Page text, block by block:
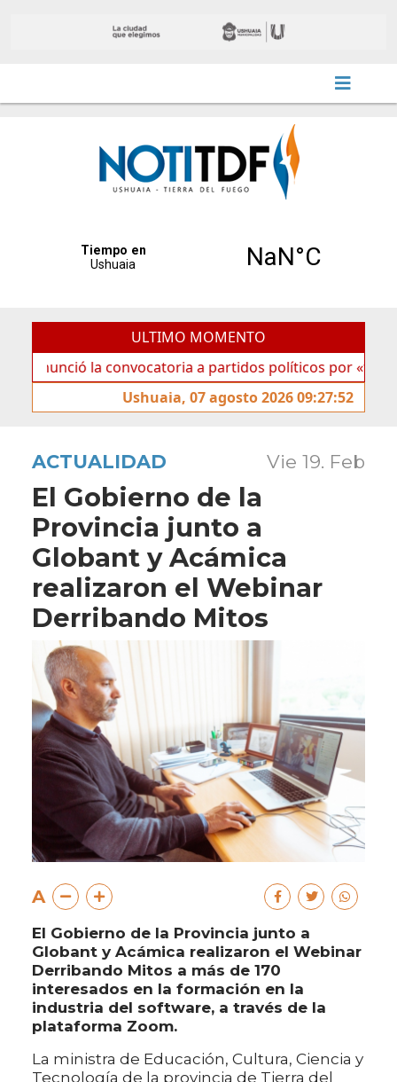
ULTIMO MOMENTO
la convocatoria a partidos políticos por «ficha limpia»
Ushuaia, 07 agosto 2026 09:27:52
ACTUALIDAD Vie 19. Feb
El Gobierno de la
Provincia junto a
Globant y Acámica
realizaron el Webinar
Derribando Mitos
A
El Gobierno de la Provincia junto a
Globant y Acámica realizaron el Webinar
Derribando Mitos a más de 170
interesados en la formación en la
industria del software, a través de la
plataforma Zoom.
La ministra de Educación, Cultura, Ciencia y
Tecnología de la provincia de Tierra del